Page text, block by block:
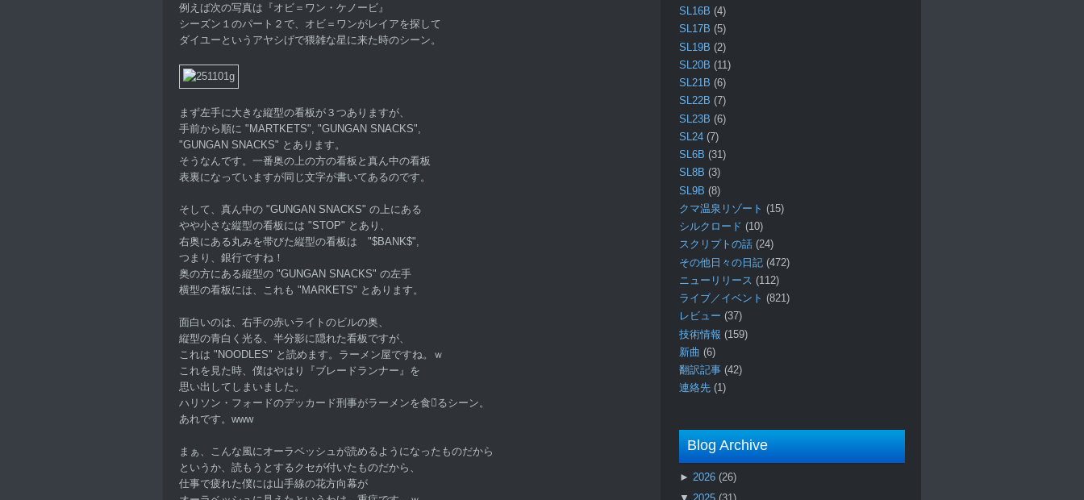
例えば次の写真は『オビ＝ワン・ケノービ』
シーズン１のパート２で、オビ＝ワンがレイアを探して
ダイユーというアヤシげで猥雑な星に来た時のシーン。
まず左手に大きな縦型の看板が３つありますが、
手前から順に "MARTKETS", "GUNGAN SNACKS",
"GUNGAN SNACKS" とあります。
そうなんです。一番奥の上の方の看板と真ん中の看板
表裏になっていますが同じ文字が書いてあるのです。
そして、真ん中の "GUNGAN SNACKS" の上にある
やや小さな縦型の看板には "STOP" とあり、
右奥にある丸みを帯びた縦型の看板は "$BANK$",
つまり、銀行ですね！
奥の方にある縦型の "GUNGAN SNACKS" の左手
横型の看板には、これも "MARKETS" とあります。
面白いのは、右手の赤いライトのビルの奥、
縦型の青白く光る、半分影に隠れた看板ですが、
これは "NOODLES" と読めます。ラーメン屋ですね。ｗ
これを見た時、僕はやはり『ブレードランナー』を
思い出してしまいました。
ハリソン・フォードのデッカード刑事がラーメンを食べ́るシーン。
あれです。www
まぁ、こんな風にオーラベッシュが読めるようになったものだから
というか、読もうとするクセが付いたものだから、
仕事で疲れた僕には山手線の花方向幕が
SL16B (4)
SL17B (5)
SL19B (2)
SL20B (11)
SL21B (6)
SL22B (7)
SL23B (6)
SL24 (7)
SL6B (31)
SL8B (3)
SL9B (8)
クマ温泉リゾート (15)
シルクロード (10)
スクリプトの話 (24)
その他日々の日記 (472)
ニューリリース (112)
ライブ／イベント (821)
レビュー (37)
技術情報 (159)
新曲 (6)
翻訳記事 (42)
連絡先 (1)
Blog Archive
► 2026 (26)
▼ 2025 (31)